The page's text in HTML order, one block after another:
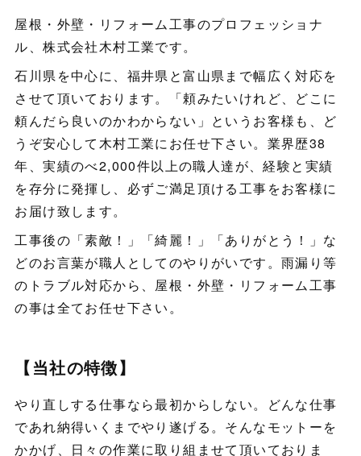
屋根・外壁・リフォーム工事のプロフェッショナ
ル、株式会社木村工業です。
石川県を中心に、福井県と富山県まで幅広く対応を
させて頂いております。「頼みたいけれど、どこに
頼んだら良いのかわからない」というお客様も、ど
うぞ安心して木村工業にお任せ下さい。業界歴38
年、実績のべ2,000件以上の職人達が、経験と実績
を存分に発揮し、必ずご満足頂ける工事をお客様に
お届け致します。
工事後の「素敵！」「綺麗！」「ありがとう！」な
どのお言葉が職人としてのやりがいです。雨漏り等
のトラブル対応から、屋根・外壁・リフォーム工事
の事は全てお任せ下さい。
【当社の特徴】
やり直しする仕事なら最初からしない。どんな仕事
であれ納得いくまでやり遂げる。そんなモットーを
かかげ、日々の作業に取り組ませて頂いておりま